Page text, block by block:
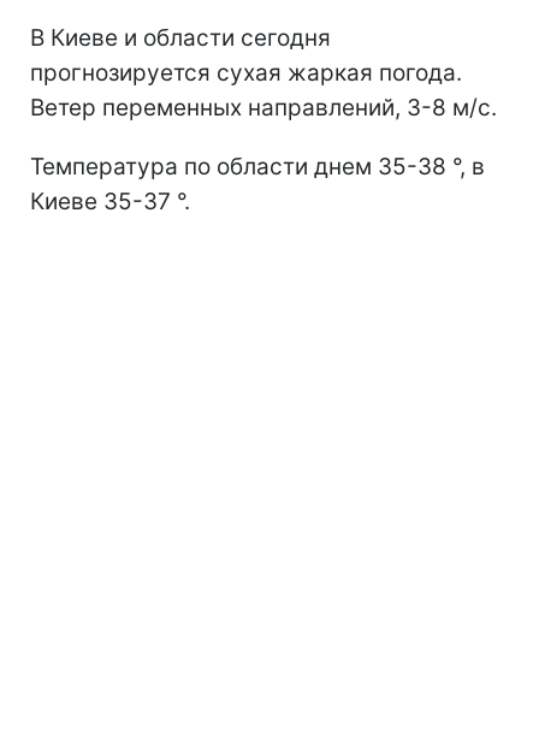
В Киеве и области сегодня
прогнозируется сухая жаркая погода.
Ветер переменных направлений, 3-8 м/с.
Температура по области днем 35-38 °, в
Киеве 35-37 °.